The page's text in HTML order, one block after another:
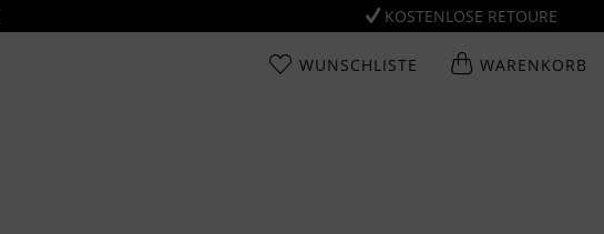
KOSTENLOSE RETOURE
WUNSCHLISTE WARENKORB